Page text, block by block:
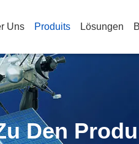
Uns Produits Lösungen
Den